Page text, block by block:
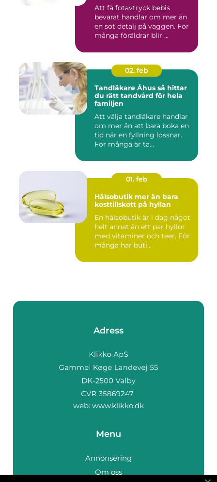
Att få fotavtryck bebis
bevarat handlar om mer än
en söt detalj på väggen. För
många föräldrar blir ...
02. feb
Tandläkare Åhus så hittar
du rätt tandvård för hela
familjen
Att välja tandläkare handlar
om mer än att bara boka en
tid när en fyllning lossnar.
För många är ta...
01. feb
Hälsobutik mer än bara
kosttillskott på hyllan
En hälsobutik är i dag något
helt annat än ett par hyllor
med vitaminer och teer. För
många har buti...
Adress
web: www.klikko.dk
Menu
Annonsering
Om oss